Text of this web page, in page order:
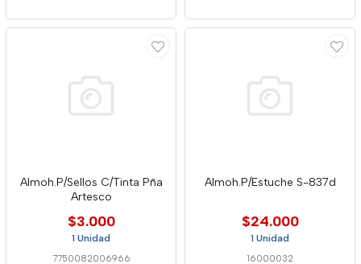
Almoh.P/Sellos C/Tinta Pña
Artesco
$3.000
1 Unidad
7750082006966
Almoh.P/Estuche S-837d
$24.000
1 Unidad
16000032